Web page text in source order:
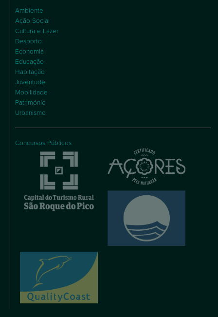
Ambiente
Ação Social
Cultura e Lazer
Desporto
Economia
Educação
Habitação
Juventude
Mobilidade
Património
Urbanismo
Concursos Públicos